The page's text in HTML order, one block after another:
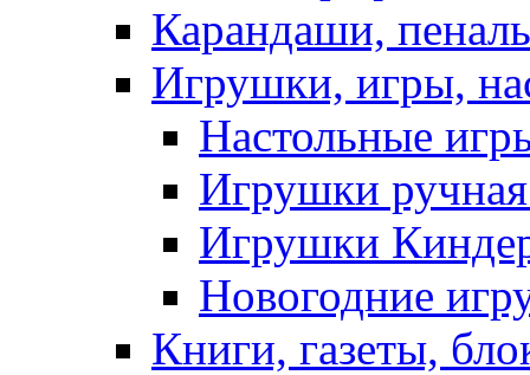
Карандаши,
Игрушки, игры,
Настольные
Игрушки ручная
Игрушки
Новогодние
Книги, газеты,